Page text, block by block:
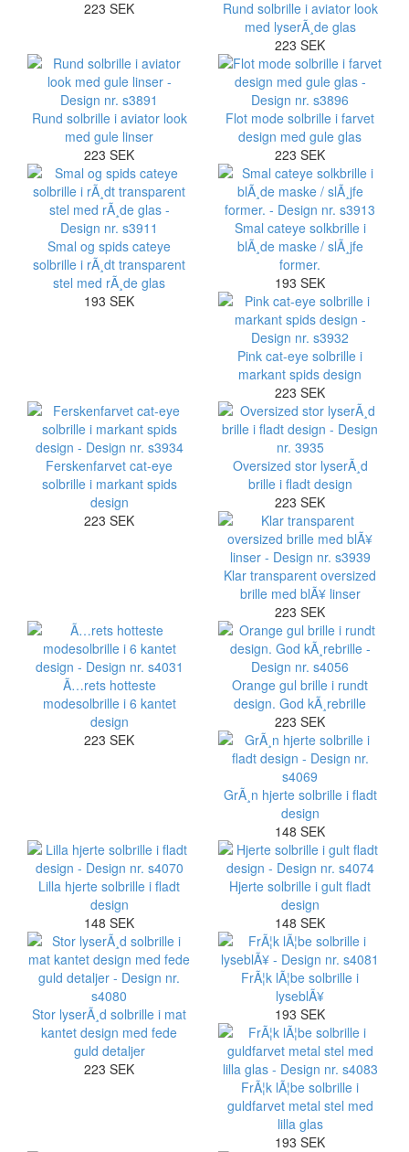
223 SEK
Rund solbrille i aviator look
med lyserÃ¸de glas
223 SEK
Rund solbrille i aviator look
med gule linser
223 SEK
Flot mode solbrille i farvet
design med gule glas
223 SEK
Smal og spids cateye
solbrille i rÃ¸dt transparent
stel med rÃ¸de glas
193 SEK
Smal cateye solkbrille i
blÃ¸de maske / slÃ¸jfe
former.
193 SEK
Pink cat-eye solbrille i
markant spids design
223 SEK
Ferskenfarvet cat-eye
solbrille i markant spids
design
223 SEK
Oversized stor lyserÃ¸d
brille i fladt design
223 SEK
Klar transparent oversized
brille med blÃ¥ linser
223 SEK
Ã…rets hotteste
modesolbrille i 6 kantet
design
223 SEK
Orange gul brille i rundt
design. God kÃ¸rebrille
223 SEK
GrÃ¸n hjerte solbrille i fladt
design
148 SEK
Lilla hjerte solbrille i fladt
design
148 SEK
Hjerte solbrille i gult fladt
design
148 SEK
Stor lyserÃ¸d solbrille i mat
kantet design med fede
guld detaljer
223 SEK
FrÃ¦k lÃ¦be solbrille i
lyseblÃ¥
193 SEK
FrÃ¦k lÃ¦be solbrille i
guldfarvet metal stel med
lilla glas
193 SEK